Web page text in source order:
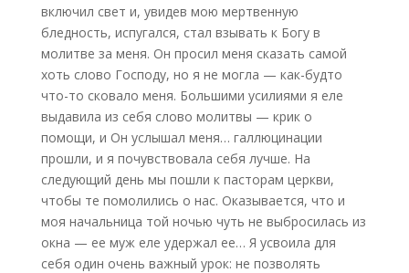
включил свет и, увидев мою мертвенную
бледность, испугался, стал взывать к Богу в
молитве за меня. Он просил меня сказать самой
хоть слово Господу, но я не могла — как-будто
что-то сковало меня. Большими усилиями я еле
выдавила из себя слово молитвы — крик о
помощи, и Он услышал меня… галлюцинации
прошли, и я почувствовала себя лучше. На
следующий день мы пошли к пасторам церкви,
чтобы те помолились о нас. Оказывается, что и
моя начальница той ночью чуть не выбросилась из
окна — ее муж еле удержал ее… Я усвоила для
себя один очень важный урок: не позволять